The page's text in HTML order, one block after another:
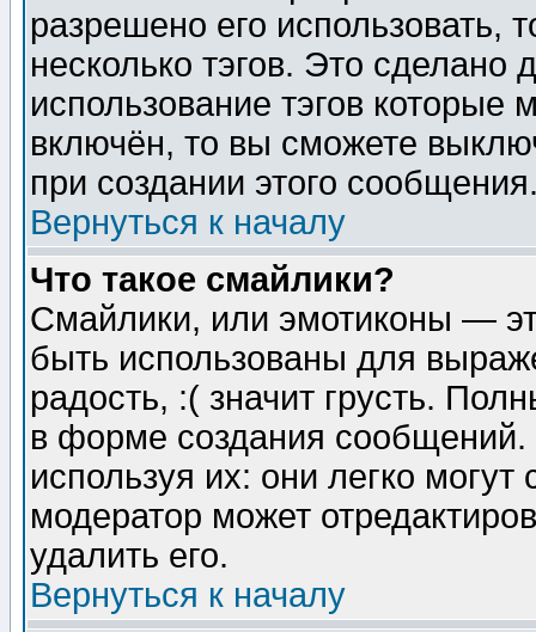
разрешено его использовать,
несколько тэгов. Это сделано
использование тэгов
включён, то вы сможете
при создании этого
Вернуться к началу
Что такое смайлики?
Смайлики, или эмотиконы —
быть использованы для
радость, :( значит грусть.
в форме создания сообщений.
используя их: они легко
модератор может
удалить его.
Вернуться к началу